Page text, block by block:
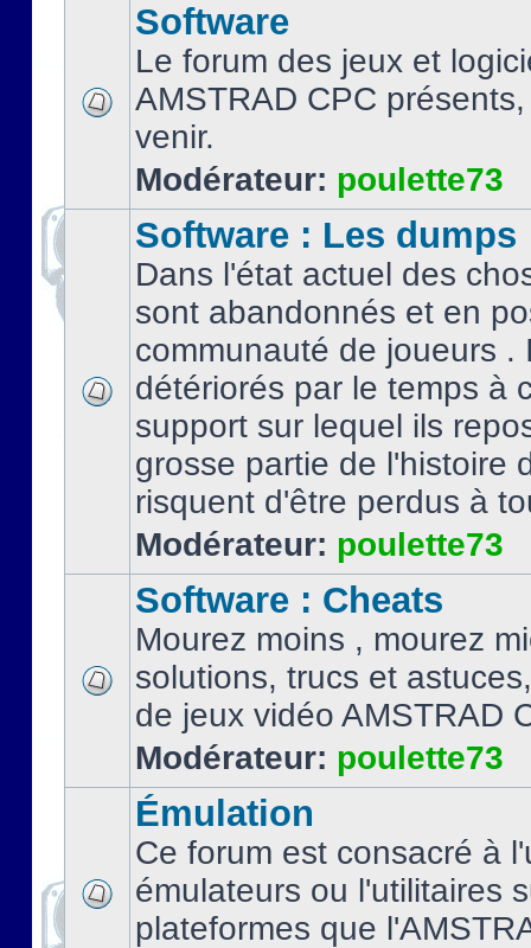
Software
Le forum des jeux et
AMSTRAD CPC
venir.
Modérateur: poulette73
Software : Les dumps
Dans l'état actuel des
sont abandonnés et en
communauté de joueurs .
détériorés par le temps à
support sur lequel ils
grosse partie de l'histoire
risquent d'être perdus à
Modérateur: poulette73
Software : Cheats
Mourez moins , mourez
solutions, trucs et
de jeux vidéo AMSTRAD
Modérateur: poulette73
Émulation
Ce forum est consacré à
émulateurs ou l'utilitaires
plateformes que